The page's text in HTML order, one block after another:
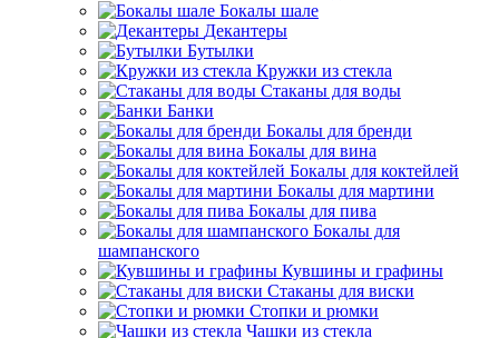
Бокалы шале
Декантеры
Бутылки
Кружки из стекла
Стаканы для воды
Банки
Бокалы для бренди
Бокалы для вина
Бокалы для коктейлей
Бокалы для мартини
Бокалы для пива
Бокалы для
шампанского
Кувшины и графины
Стаканы для виски
Стопки и рюмки
Чашки из стекла